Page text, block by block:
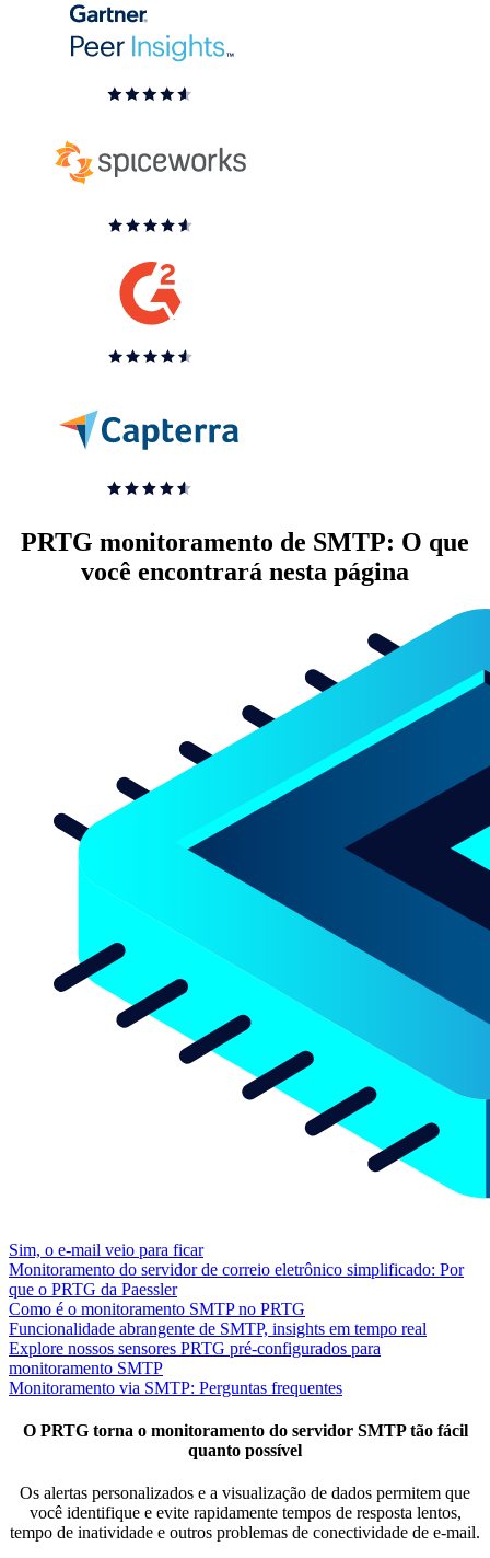
PRTG monitoramento de SMTP: O que
você encontrará nesta página
Sim, o e-mail veio para ficar
Monitoramento do servidor de correio eletrônico simplificado: Por
que o PRTG da Paessler
Como é o monitoramento SMTP no PRTG
Funcionalidade abrangente de SMTP, insights em tempo real
Explore nossos sensores PRTG pré-configurados para
monitoramento SMTP
Monitoramento via SMTP: Perguntas frequentes
O PRTG torna o monitoramento do servidor SMTP tão fácil
quanto possível
Os alertas personalizados e a visualização de dados permitem que
você identifique e evite rapidamente tempos de resposta lentos,
tempo de inatividade e outros problemas de conectividade de e-mail.